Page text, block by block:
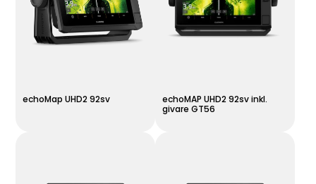
echoMap UHD2 92sv
echoMAP UHD2 92sv inkl.
givare GT56